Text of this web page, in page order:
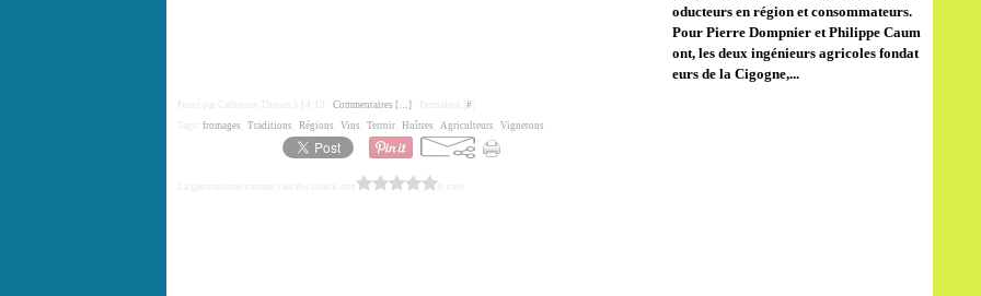
oducteurs en région et consommateurs.
Pour Pierre Dompnier et Philippe Caum
ont, les deux ingénieurs agricoles fondat
eurs de la Cigogne,...
Posté par Catherine Thenes à 14:13 - Commentaires […] - Permalien [ #
fromages Traditions Régions Vins Terroir Huîtres Agriculteurs Vignerons
La gastronomie comme l'un des beaux-arts